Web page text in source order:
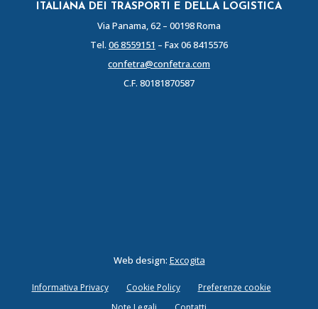
ITALIANA DEI TRASPORTI E DELLA LOGISTICA
Via Panama, 62 – 00198 Roma
Tel. 06 8559151 – Fax 06 8415576
confetra@confetra.com
C.F. 80181870587
Web design: Excogita
Informativa Privacy Cookie Policy
Preferenze cookie